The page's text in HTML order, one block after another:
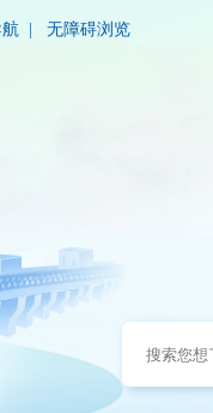
无障碍浏览